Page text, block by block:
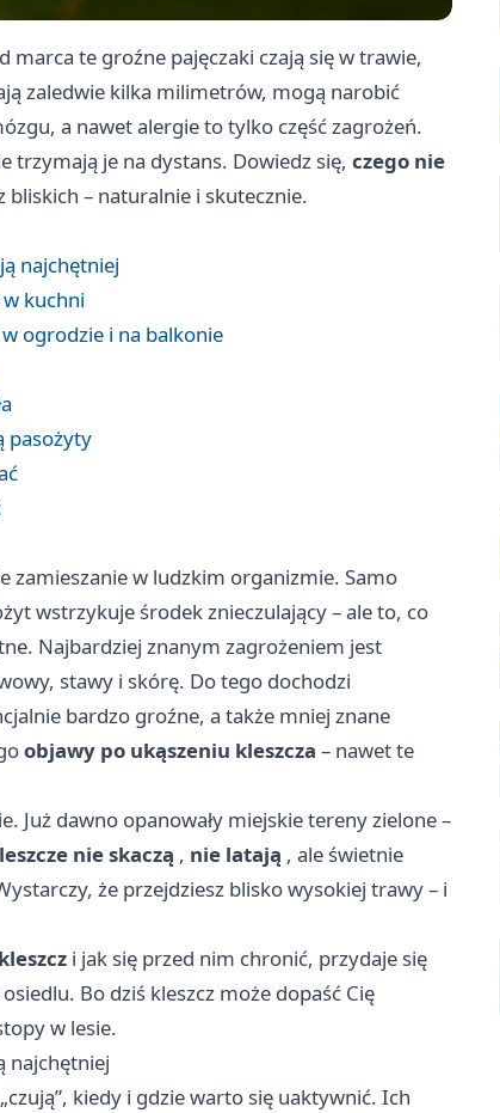
marca te groźne pajęczaki czają się w trawie,
zaledwie kilka milimetrów, mogą narobić
a nawet alergie to tylko część zagrożeń.
trzymają je na dystans. Dowiedz się, czego nie
bliskich – naturalnie i skutecznie.
najchętniej
kuchni
ogrodzie i na balkonie
pasożyty
zamieszanie w ludzkim organizmie. Samo
wstrzykuje środek znieczulający – ale to, co
Najbardziej znanym zagrożeniem jest
stawy i skórę. Do tego dochodzi
bardzo groźne, a także mniej znane
objawy po ukąszeniu kleszcza – nawet te
Już dawno opanowały miejskie tereny zielone –
nie skaczą , nie latają , ale świetnie
że przejdziesz blisko wysokiej trawy – i
i jak się przed nim chronić, przydaje się
Bo dziś kleszcz może dopaść Cię
w lesie.
najchętniej
kiedy i gdzie warto się uaktywnić. Ich